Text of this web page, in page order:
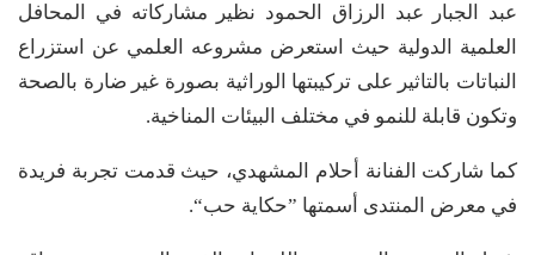
عبد الجبار عبد الرزاق الحمود نظير مشاركاته في المحافل
العلمية الدولية حيث استعرض مشروعه العلمي عن استزراع
النباتات بالتاثير على تركيبتها الوراثية بصورة غير ضارة بالصحة
وتكون قابلة للنمو في مختلف البيئات المناخية.
كما شاركت الفنانة أحلام المشهدي، حيث قدمت تجربة فريدة
في معرض المنتدى أسمتها ”حكاية حب“.